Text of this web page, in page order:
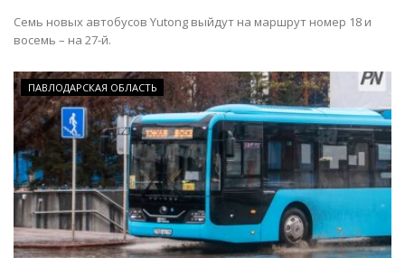
Семь новых автобусов Yutong выйдут на маршрут номер 18 и
восемь – на 27-й.
ПАВЛОДАРСКАЯ ОБЛАСТЬ